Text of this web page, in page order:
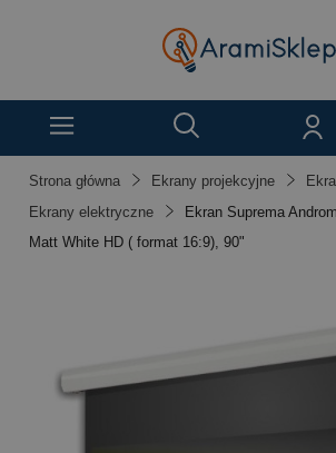
Strona główna Ekrany projekcyjne
Ekrany elektryczne
Ekran Suprema
Matt White HD ( format 16:9), 90"